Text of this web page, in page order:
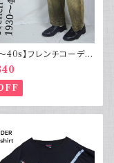
40s】フレンチコーデュ
ツ ヴィンテージ ループ
グ